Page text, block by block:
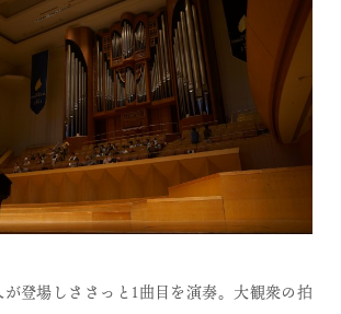
登場しささっと1曲目を演奏。大観衆の拍